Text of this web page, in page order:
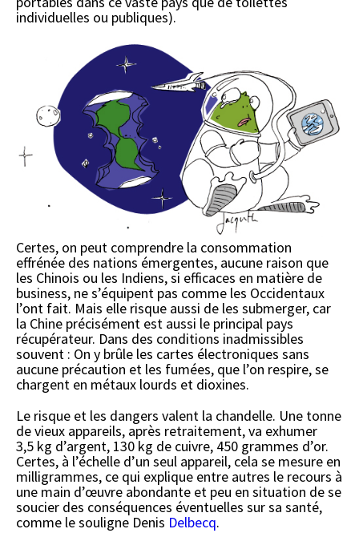
individuelles ou publiques).
Certes, on peut comprendre la consommation
effrénée des nations émergentes, aucune raison que
les Chinois ou les Indiens, si efficaces en matière de
business, ne s’équipent pas comme les Occidentaux
l’ont fait. Mais elle risque aussi de les submerger, car
la Chine précisément est aussi le principal pays
récupérateur. Dans des conditions inadmissibles
souvent : On y brûle les cartes électroniques sans
aucune précaution et les fumées, que l’on respire, se
chargent en métaux lourds et dioxines.
Le risque et les dangers valent la chandelle. Une tonne
de vieux appareils, après retraitement, va exhumer
3,5 kg d’argent, 130 kg de cuivre, 450 grammes d’or.
Certes, à l’échelle d’un seul appareil, cela se mesure en
milligrammes, ce qui explique entre autres le recours à
une main d’œuvre abondante et peu en situation de se
soucier des conséquences éventuelles sur sa santé,
comme le souligne Denis Delbecq.